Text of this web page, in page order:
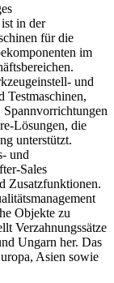
in der
für die
im
und
Testmaschinen,
Lösungen, die
unterstützt.
und
Sales
Zusatzfunktionen.
Objekte zu
Verzahnungssätze
Ungarn her. Das
Asien sowie